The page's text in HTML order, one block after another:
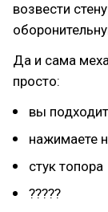
возвести
Да и сама
просто:
вы
нажимаете
стук топора
?????